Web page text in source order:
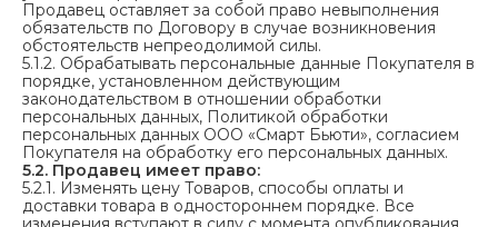
Продавец оставляет за собой право невыполнения
обязательств по Договору в случае возникновения
обстоятельств непреодолимой силы.
5.1.2. Обрабатывать персональные данные Покупателя в
порядке, установленном действующим
законодательством в отношении обработки
персональных данных, Политикой обработки
персональных данных ООО «Смарт Бьюти», согласием
Покупателя на обработку его персональных данных.
5.2. Продавец имеет право:
5.2.1. Изменять цену Товаров, способы оплаты и
доставки товара в одностороннем порядке. Все